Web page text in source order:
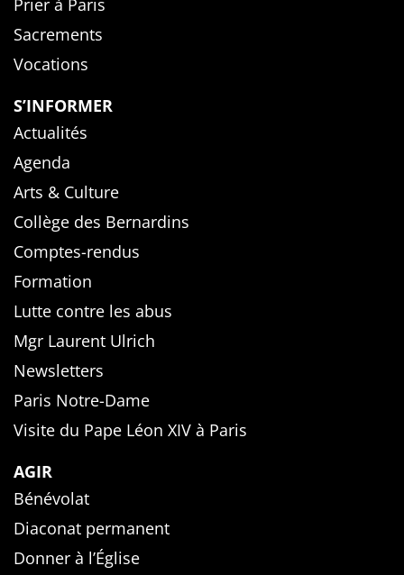
Prier à Paris
Sacrements
Vocations
S’INFORMER
Actualités
Agenda
Arts & Culture
Collège des Bernardins
Comptes-rendus
Formation
Lutte contre les abus
Mgr Laurent Ulrich
Newsletters
Paris Notre-Dame
Visite du Pape Léon XIV à Paris
AGIR
Bénévolat
Diaconat permanent
Donner à l’Église